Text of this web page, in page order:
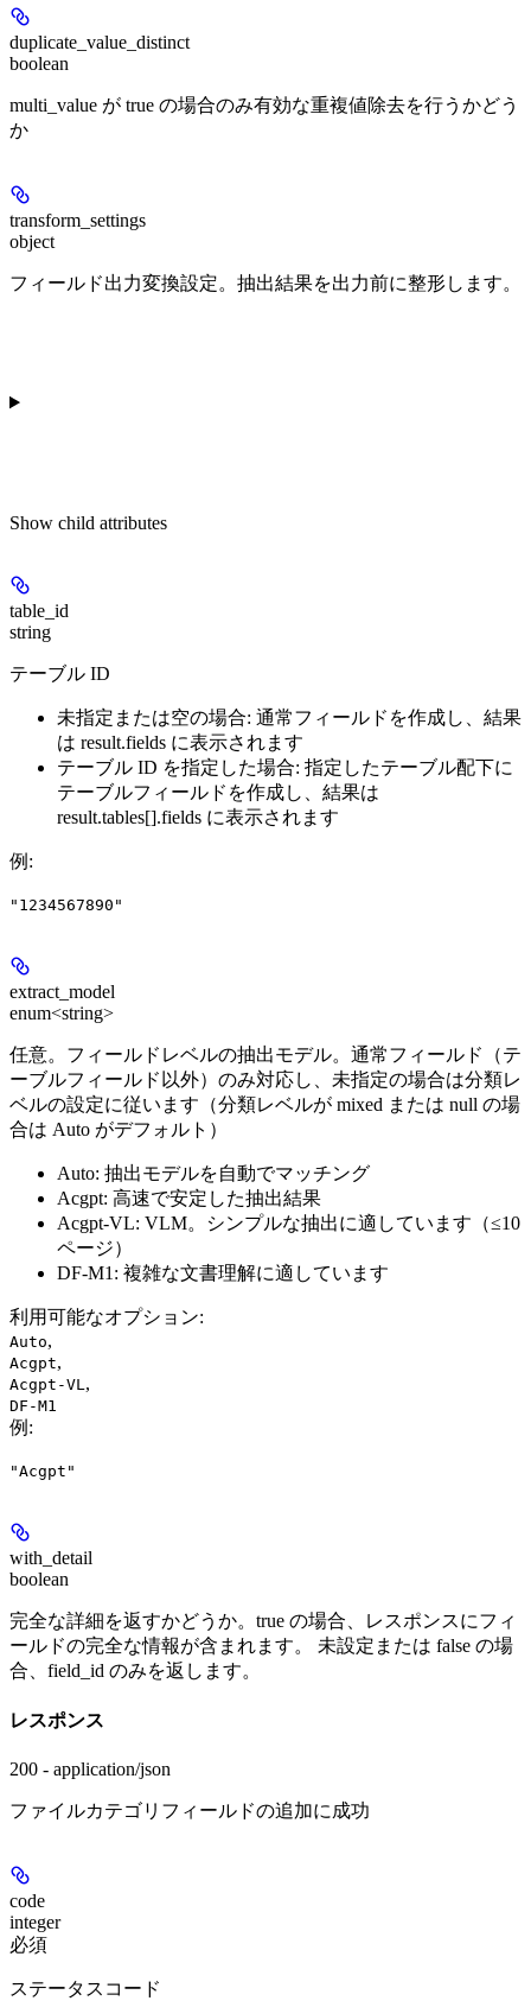
duplicate_value_distinct
boolean
multi_value が true の場合のみ有効な重複値除去を行うかどう
か
transform_settings
object
フィールド出力変換設定。抽出結果を出力前に整形します。
Show child attributes
table_id
string
テーブル ID
未指定または空の場合: 通常フィールドを作成し、結果
は result.fields に表示されます
テーブル ID を指定した場合: 指定したテーブル配下に
テーブルフィールドを作成し、結果は
result.tables[].fields に表示されます
例 :
"1234567890"
extract_model
enum<string>
任意。フィールドレベルの抽出モデル。通常フィールド（テ
ーブルフィールド以外）のみ対応し、未指定の場合は分類レ
ベルの設定に従います（分類レベルが mixed または null の場
合は Auto がデフォルト）
Auto: 抽出モデルを自動でマッチング
Acgpt: 高速で安定した抽出結果
Acgpt-VL: VLM。シンプルな抽出に適しています（≤10
ページ）
DF-M1: 複雑な文書理解に適しています
利用可能なオプション:
Auto,
Acgpt,
Acgpt-VL ,
DF-M1
例 :
"Acgpt"
with_detail
boolean
完全な詳細を返すかどうか。true の場合、レスポンスにフィ
ールドの完全な情報が含まれます。 未設定または false の場
合、field_id のみを返します。
レスポンス
200 - application/json
ファイルカテゴリフィールドの追加に成功
code
integer
必須
ステータスコード